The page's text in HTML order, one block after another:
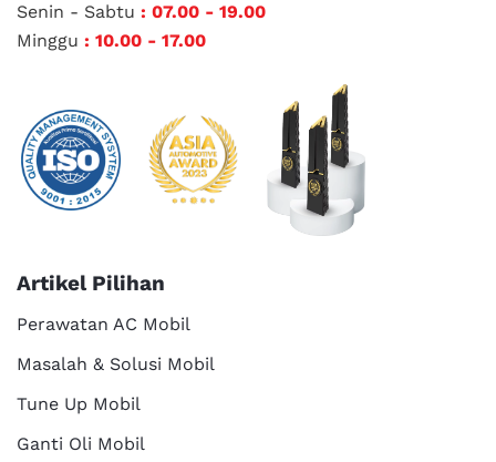
Senin - Sabtu : 07.00 - 19.00
Minggu : 10.00 - 17.00
Artikel Pilihan
Perawatan AC Mobil
Masalah & Solusi Mobil
Tune Up Mobil
Ganti Oli Mobil